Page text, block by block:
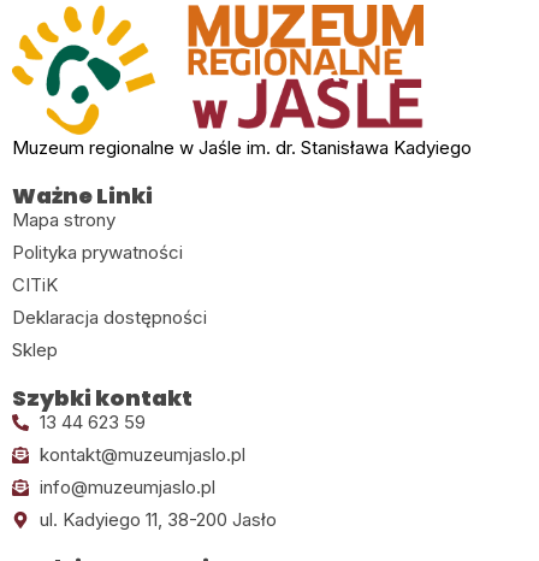
Muzeum regionalne w Jaśle im. dr. Stanisława Kadyiego
Ważne Linki
Mapa strony
Polityka prywatności
CITiK
Deklaracja dostępności
Sklep
Szybki kontakt
13 44 623 59
kontakt@muzeumjaslo.pl
info@muzeumjaslo.pl
ul. Kadyiego 11, 38-200 Jasło